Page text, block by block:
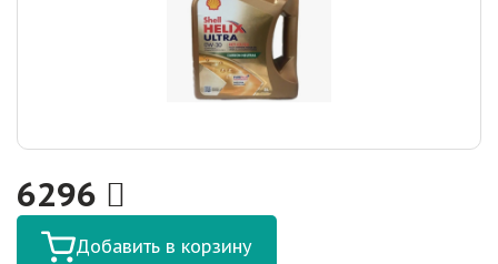
6296
Добавить в корзину